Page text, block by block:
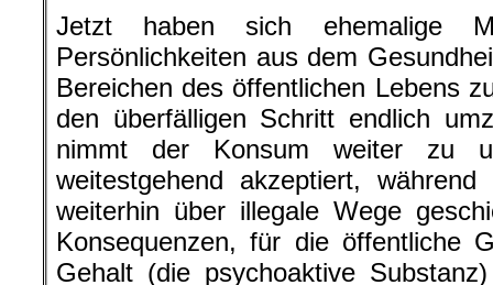
Jetzt haben sich ehemalige
Persönlichkeiten aus dem
Bereichen des öffentlichen Lebens
den überfälligen Schritt endlich
nimmt der Konsum weiter zu
weitestgehend akzeptiert,
weiterhin über illegale Wege
Konsequenzen, für die öffentliche
Gehalt (die psychoaktive